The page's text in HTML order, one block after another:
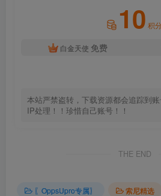
10 积
白金天使 免费
本站严禁盗转，下载资源都会追踪到
IP处理！！珍惜自己账号！！
THE END
〖OppsUpro专属〗 索尼精选